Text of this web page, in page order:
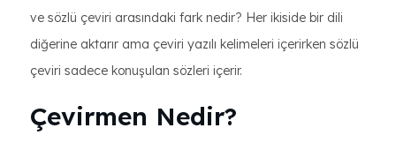
ve sözlü çeviri arasındaki fark nedir? Her ikiside bir dili
diğerine aktarır ama çeviri yazılı kelimeleri içerirken sözlü
çeviri sadece konuşulan sözleri içerir.
Çevirmen Nedir?